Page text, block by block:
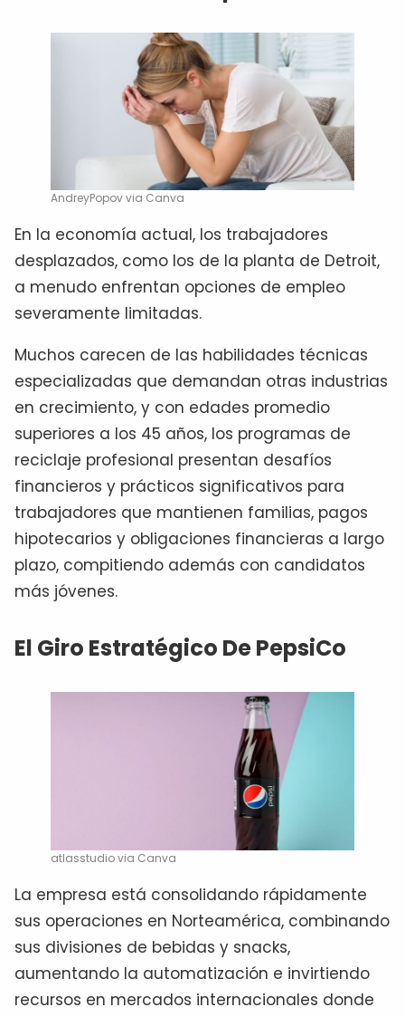
AndreyPopov via Canva
En la economía actual, los trabajadores
desplazados, como los de la planta de Detroit,
a menudo enfrentan opciones de empleo
severamente limitadas.
Muchos carecen de las habilidades técnicas
especializadas que demandan otras industrias
en crecimiento, y con edades promedio
superiores a los 45 años, los programas de
reciclaje profesional presentan desafíos
financieros y prácticos significativos para
trabajadores que mantienen familias, pagos
hipotecarios y obligaciones financieras a largo
plazo, compitiendo además con candidatos
más jóvenes.
El Giro Estratégico De PepsiCo
atlasstudio via Canva
La empresa está consolidando rápidamente
sus operaciones en Norteamérica, combinando
sus divisiones de bebidas y snacks,
aumentando la automatización e invirtiendo
recursos en mercados internacionales donde